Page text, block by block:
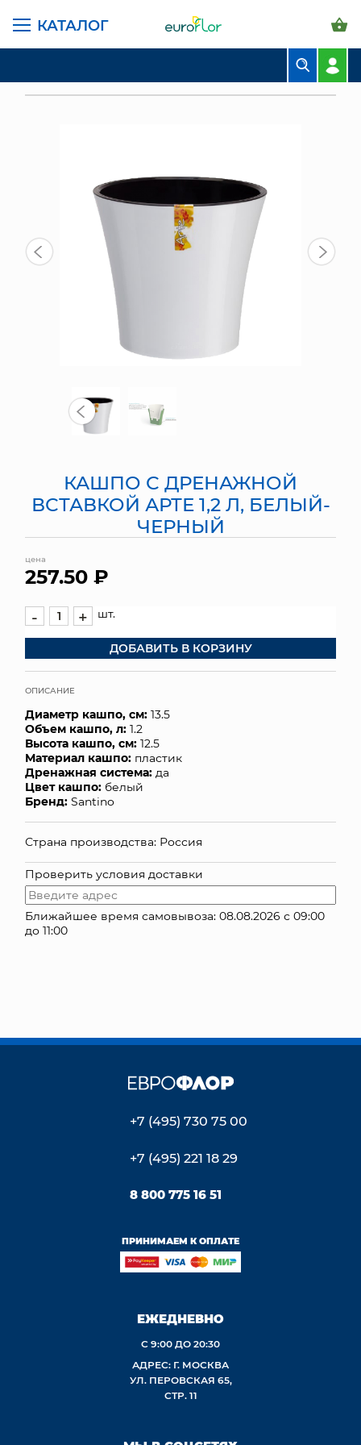
КАТАЛОГ
СВАДЕБНАЯ ФЛОРИСТИКА
КОМНАТНЫЕ РАСТЕНИЯ
ГОРШКИ И КАШПО
КОРЗИНЫ
СУНДУКИ
ИСКУССТВЕННЫЕ ЦВЕТЫ
ТОРГОВЫЙ ЦЕНТР
ОПТОВЫМ КЛИЕНТАМ
ДОСТАВКА И ОПЛАТА
КОНТАКТЫ
ГЛАВНАЯ СТРАНИЦА КАТАЛОГ
ГОРШКИ И КАШПО
КАШПО С ДРЕНАЖНОЙ
ВСТАВКОЙ АРТЕ 1,2 Л, БЕЛЫЙ-
ЧЕРНЫЙ
цена
257.50 ₽
- + шт.
ДОБАВИТЬ В КОРЗИНУ
ОПИСАНИЕ
Диаметр кашпо, см: 13.5
Объем кашпо, л: 1.2
Высота кашпо, см: 12.5
Материал кашпо: пластик
Дренажная система: да
Цвет кашпо: белый
Бренд: Santino
Страна производства: Россия
Проверить условия доставки
Ближайшее время самовывоза: 08.08.2026 с 09:00
до 11:00
+7 (495) 730 75 00
+7 (495) 221 18 29
8 800 775 16 51
ПРИНИМАЕМ К ОПЛАТЕ
ЕЖЕДНЕВНО
С 9:00 ДО 20:30
АДРЕС: Г. МОСКВА
УЛ. ПЕРОВСКАЯ 65,
СТР. 11